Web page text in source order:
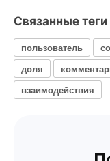
Связанные теги
пользователь
доля
взаимодействия